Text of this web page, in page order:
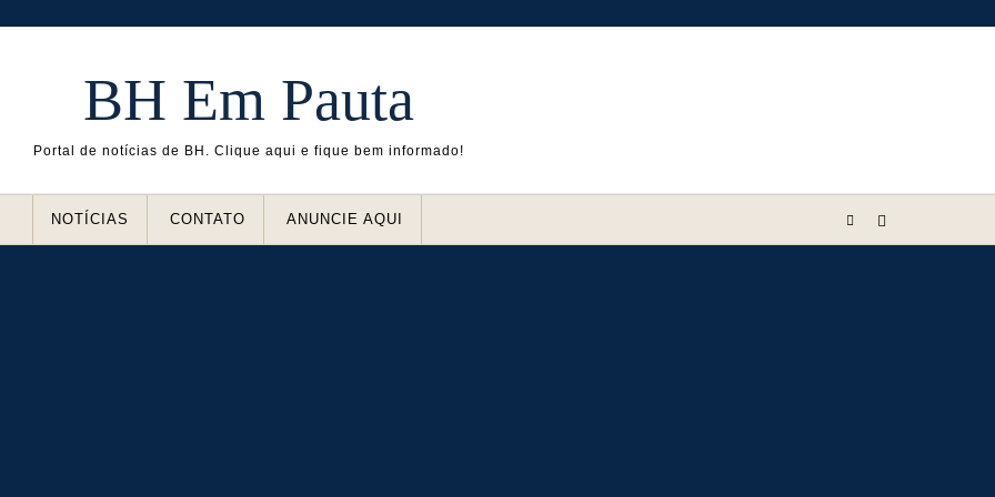
BH Em Pauta
Portal de notícias de BH. Clique aqui e fique bem informado!
NOTÍCIAS CONTATO ANUNCIE AQUI